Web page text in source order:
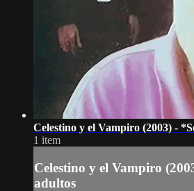
Celestino y el Vampiro (2003) -
1 item
Celestino y el Vampiro
adultos